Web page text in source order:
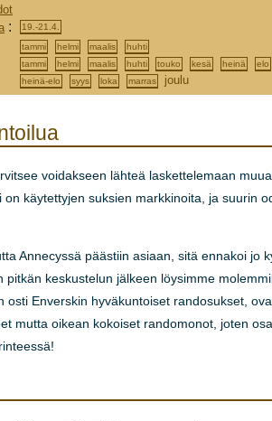
: 19.-21.4.
tammi helmi maalis huhti
tammi helmi maalis huhti touko kesä heinä elo
heinä-elo syys loka marras joulu
voidakseen lähteä laskettelemaan
käytettyjen suksien markkinoita, ja suurin
Annecyssä päästiin asiaan, sitä ennakoi
keskustelun jälkeen löysimme
Enverskin hyväkuntoiset randosukset,
mutta oikean kokoiset randomonot, joten